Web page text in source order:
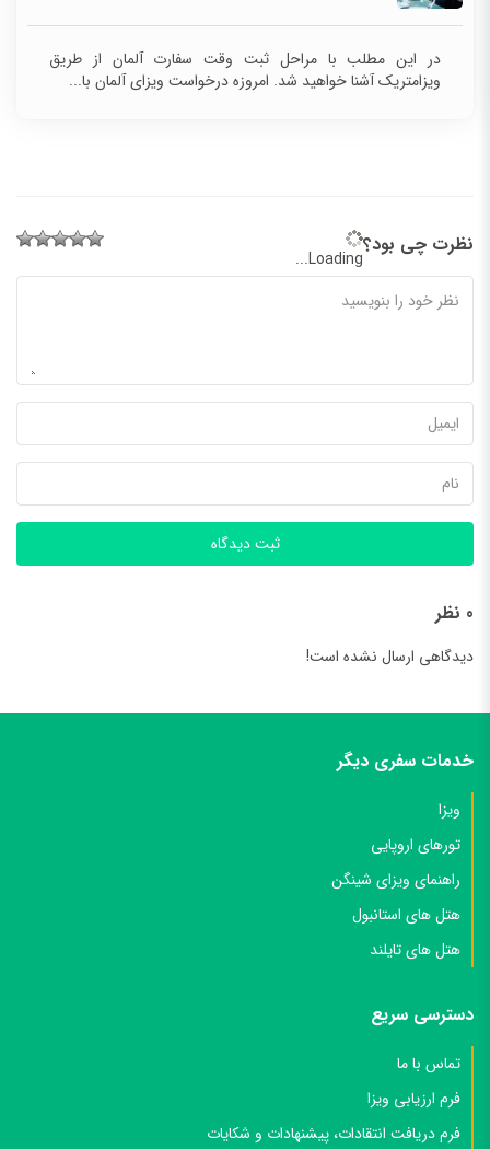
در این مطلب با مراحل ثبت وقت سفارت آلمان از طریق
ویزامتریک آشنا خواهید شد. امروزه درخواست ویزای آلمان با...
نظرت چی بود؟
Loading...
ثبت دیدگاه
0 نظر
دیدگاهی ارسال نشده است!
خدمات سفری دیگر
ویزا
تورهای اروپایی
راهنمای ویزای شینگن
هتل های استانبول
هتل های تایلند
دسترسی سریع
تماس با ما
فرم ارزیابی ویزا
فرم دریافت انتقادات، پیشنهادات و شکایات